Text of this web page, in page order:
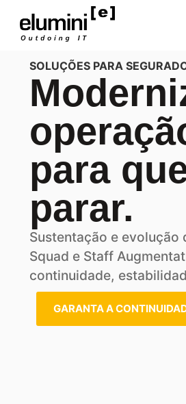
SOLUÇÕES PARA
para
parar.
Sustentação e evolução
Squad e Staff
continuidade,
GARANTA A